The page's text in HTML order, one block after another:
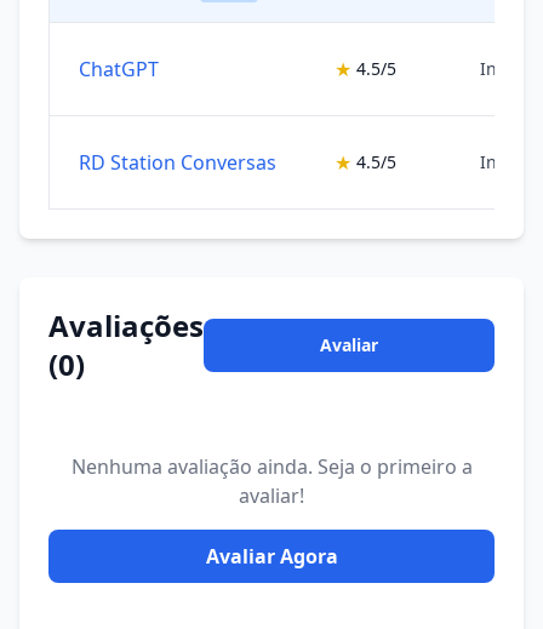
ChatGPT ★ 4.5/5
RD Station Conversas ★ 4.5/5
Avaliações
(0)
Avaliar
Nenhuma avaliação ainda. Seja o primeiro a
avaliar!
Avaliar Agora